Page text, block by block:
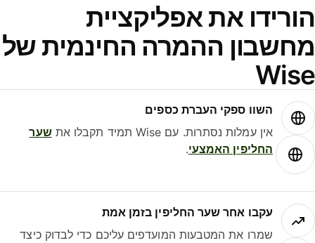
את אפליקציית
ההמרה החינמית של
השוו ספקי העברת כספים
אין עמלות נסתרות. עם Wise תמיד תקבלו את
שער
החליפין האמצעי.
עקבו אחר שער החליפין בזמן אמת
שמרו את המטבעות המועדפים עליכם כדי לבדוק כיצד